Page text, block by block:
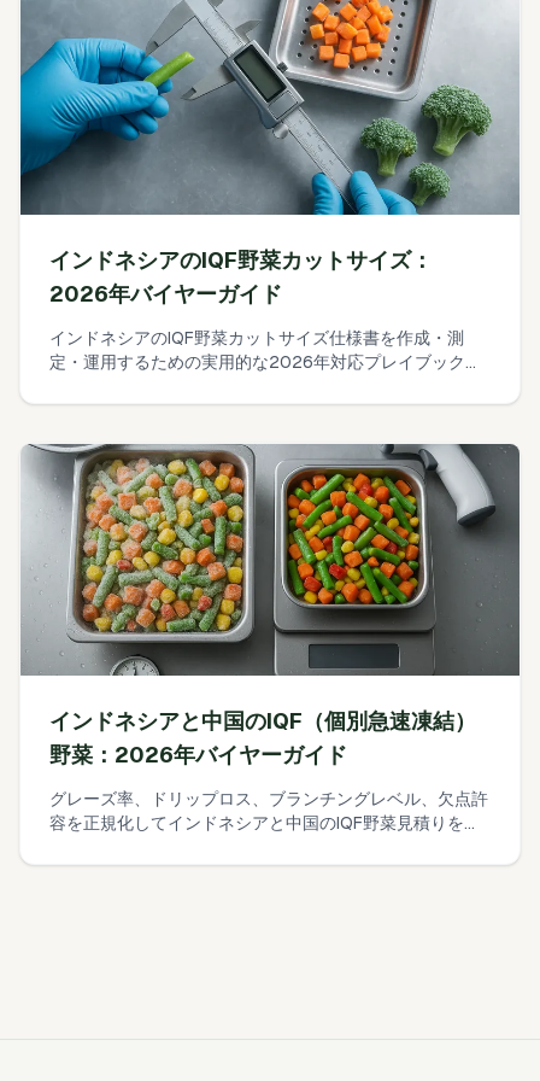
インドネシアのIQF野菜カットサイズ：
2026年バイヤーガイド
インドネシアのIQF野菜カットサイズ仕様書を作成・測
定・運用するための実用的な2026年対応プレイブック。
ス／ふるい測定法、AQLサンプリングを含み、明確なRFQ
インドネシアと中国のIQF（個別急速凍結）
野菜：2026年バイヤーガイド
グレーズ率、ドリップロス、ブランチングレベル、欠点許
容を正規化してインドネシアと中国のIQF野菜見積りを比
10分でできるデグレーズ現場テスト、グレーズ許容を固定